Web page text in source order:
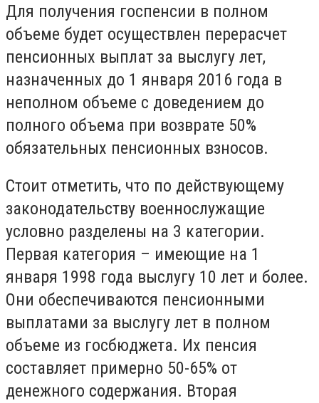
Для получения госпенсии в полном
объеме будет осуществлен перерасчет
пенсионных выплат за выслугу лет,
назначенных до 1 января 2016 года в
неполном объеме с доведением до
полного объема при возврате 50%
обязательных пенсионных взносов.
Стоит отметить, что по действующему
законодательству военнослужащие
условно разделены на 3 категории.
Первая категория – имеющие на 1
января 1998 года выслугу 10 лет и более.
Они обеспечиваются пенсионными
выплатами за выслугу лет в полном
объеме из госбюджета. Их пенсия
составляет примерно 50-65% от
денежного содержания. Вторая